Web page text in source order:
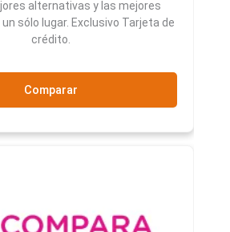
alternativas y las mejores
sólo lugar. Exclusivo Tarjeta de
crédito.
Comparar